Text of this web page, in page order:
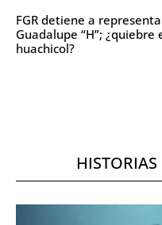
FGR detiene a
Guadalupe “H”; ¿quiebre
huachicol?